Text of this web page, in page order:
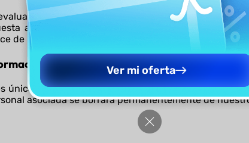
y actualizamos de forma continua
ante incidentes para salvaguardar la
de nuestra certificación.
Personal
únicamente mientras mantenga una cuenta activa
asociada se borrará permanentemente de
Ver mi oferta